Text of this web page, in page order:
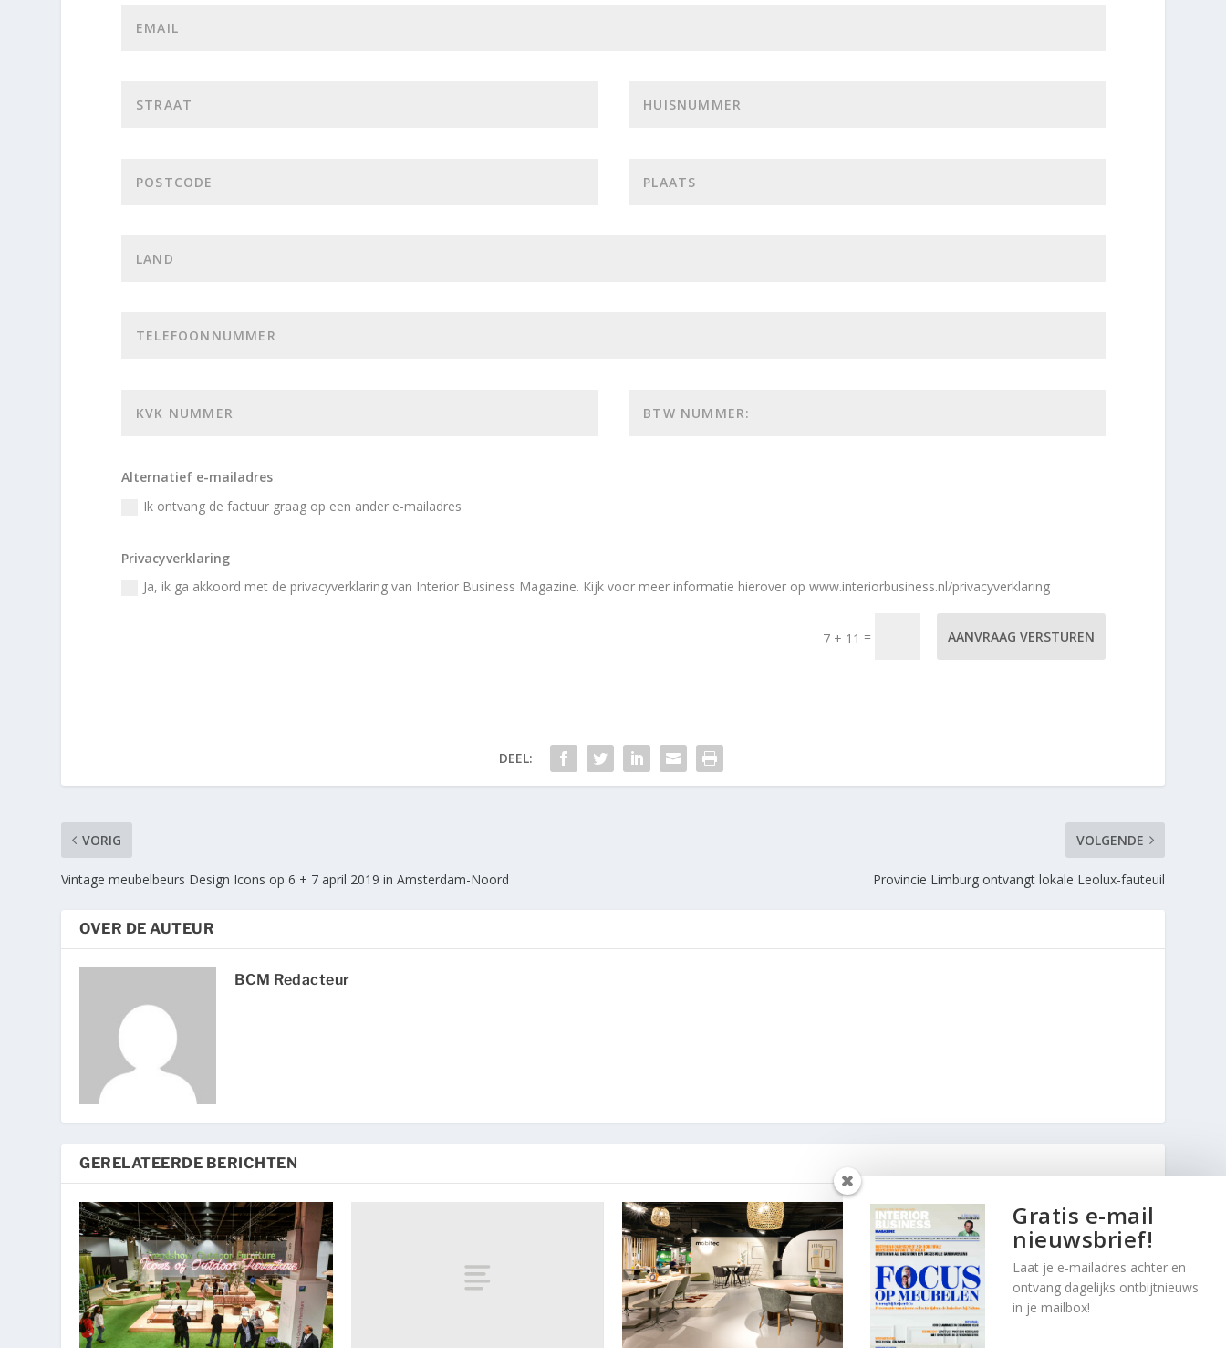
Alternatief e-mailadres
Ik ontvang de factuur graag op een ander e-mailadres
Privacyverklaring
Ja, ik ga akkoord met de privacyverklaring van Interior Business Magazine. Kijk voor meer informatie hierover op www.interiorbusiness.nl/privacyverklaring
7 + 11 = AANVRAAG VERSTUREN
DEEL:
VORIG
Vintage meubelbeurs Design Icons op 6 + 7 april 2019 in Amsterdam-Noord
VOLGENDE
Provincie Limburg ontvangt lokale Leolux-fauteuil
OVER DE AUTEUR
BCM Redacteur
GERELATEERDE BERICHTEN
Gratis e-mail
nieuwsbrief!
Laat je e-mailadres achter en
ontvang dagelijks ontbijtnieuws
in je mailbox!